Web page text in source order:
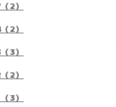
2）
2）
3）
2）
3）